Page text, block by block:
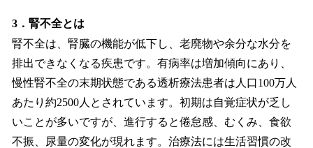
3．腎不全とは
腎不全は、腎臓の機能が低下し、老廃物や余分な水分を
排出できなくなる疾患です。有病率は増加傾向にあり、
慢性腎不全の末期状態である透析療法患者は人口100万人
あたり約2500人とされています。初期は自覚症状が乏し
いことが多いですが、進行すると倦怠感、むくみ、食欲
不振、尿量の変化が現れます。治療法には生活習慣の改